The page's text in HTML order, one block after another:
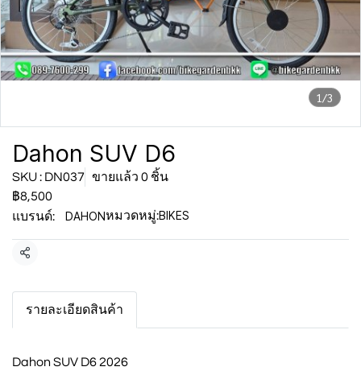
1/3
Dahon SUV D6
SKU : DN037
ขายแล้ว 0 ชิ้น
฿8,500
แบรนด์:
DAHONหมวดหมู่:BIKES
แชร์
รายละเอียดสินค้า
Dahon SUV D6 2026